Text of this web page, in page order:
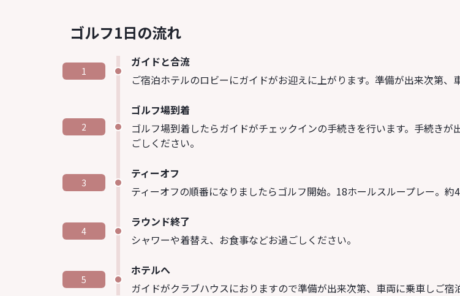
ゴルフ1日の流れ
1
ガイドと合流
ご宿泊ホテルのロビーにガイドがお迎えに上がります。準備が出来次第、
2
ゴルフ場到着
ゴルフ場到着したらガイドがチェックインの手続きを行います。手続き
ごしください。
3
ティーオフ
ティーオフの順番になりましたらゴルフ開始。18ホールスループレー。約
4
ラウンド終了
シャワーや着替え、お食事などお過ごしください。
5
ホテルへ
ガイドがクラブハウスにおりますので準備が出来次第、車両に乗車しご宿